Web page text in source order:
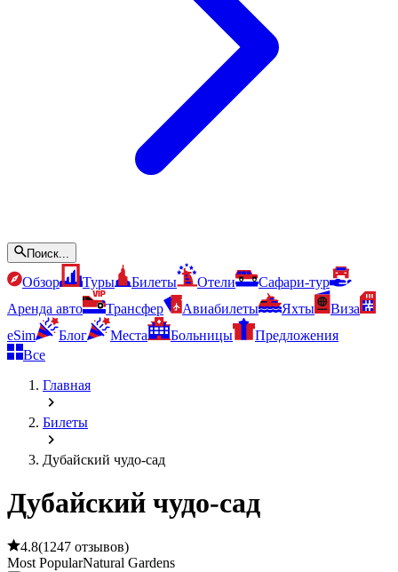
Поиск...
Обзор Туры Билеты Отели
Сафари-тур
Аренда авто
Трансфер Авиабилеты Яхты
Виза
eSim
Блог Места Больницы
Предложения
Все
Главная
Билеты
Дубайский чудо-сад
Дубайский чудо-сад
4.8(1247 отзывов)
Most PopularNatural Gardens